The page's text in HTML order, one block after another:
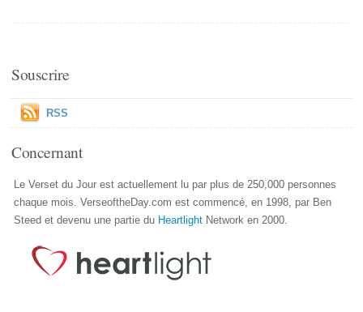
Souscrire
RSS
Concernant
Le Verset du Jour est actuellement lu par plus de 250,000 personnes
chaque mois. VerseoftheDay.com est commencé, en 1998, par Ben
Steed et devenu une partie du Heartlight Network en 2000.